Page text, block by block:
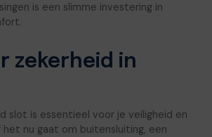
is een slimme investering in
zekerheid in
slot is essentieel voor je veiligheid en
nu gaat om buitensluiting, een